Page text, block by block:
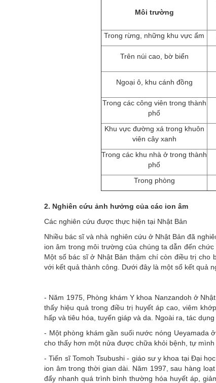
Môi trường
Trong rừng, những khu vực ẩm
Trên núi cao, bờ biển
Ngoại ô, khu cánh đồng
Trong các công viên trong thành
phố
Khu vực đường xá trong khuôn
viên cây xanh
Trong các khu nhà ở trong thành
phố
Trong phòng
2. Nghiên cứu ảnh hưởng của các ion âm
Các nghiên cứu được thực hiện tại Nhật Bản
Nhiều bác sĩ và nhà nghiên cứu ở Nhật Bản đã
ion âm trong môi trường của chúng ta dẫn đến
Một số bác sĩ ở Nhật Bản thậm chí còn điều trị cho
với kết quả thành công. Dưới đây là một số kết quả
- Năm 1975, Phòng khám Y khoa Nanzandoh ở
thấy hiệu quả trong điều trị huyết áp cao, viêm
hấp và tiêu hóa, tuyến giáp và da. Ngoài ra, tác
- Một phòng khám gần suối nước nóng Ueyamada
cho thấy hơn một nửa được chữa khỏi bệnh, tự
- Tiến sĩ Tomoh Tsubushi - giáo sư y khoa tại Đại
ion âm trong thời gian dài. Năm 1997, sau hàng
đẩy nhanh quá trình bình thường hóa huyết áp,